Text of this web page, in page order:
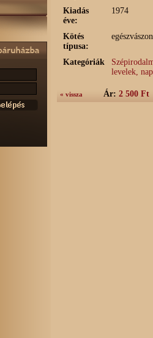
Kiadás
éve:
1974
Kötés
típusa:
Kategóriák
levelek,
« vissza Ár: 2 500 Ft